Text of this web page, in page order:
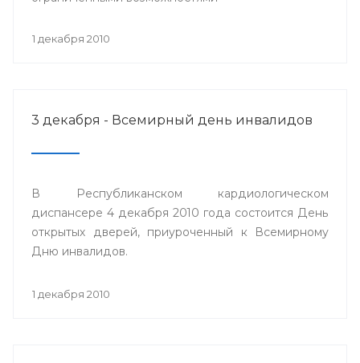
1 декабря 2010
3 декабря - Всемирный день инвалидов
В Республиканском кардиологическом
диспансере 4 декабря 2010 года состоится День
открытых дверей, приуроченный к Всемирному
Дню инвалидов.
1 декабря 2010